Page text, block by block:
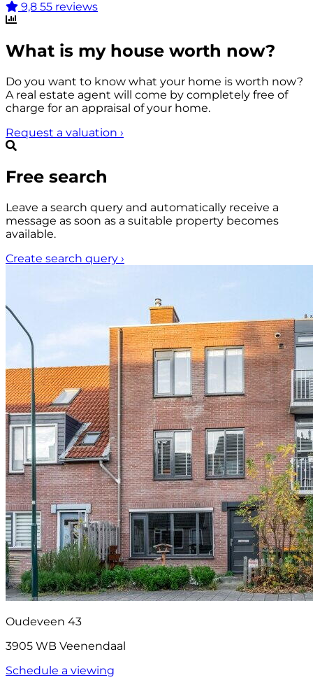
9,8 55 reviews
What is my house worth now?
Do you want to know what your home is worth now?
A real estate agent will come by completely free of
charge for an appraisal of your home.
Request a valuation ›
Free search
Leave a search query and automatically receive a
message as soon as a suitable property becomes
available.
Create search query ›
Oudeveen 43
3905 WB Veenendaal
Schedule a viewing